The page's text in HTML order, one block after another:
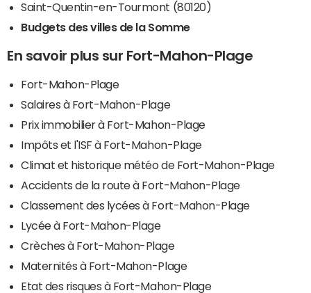
Saint-Quentin-en-Tourmont (80120)
Budgets des villes de la Somme
En savoir plus sur Fort-Mahon-Plage
Fort-Mahon-Plage
Salaires à Fort-Mahon-Plage
Prix immobilier à Fort-Mahon-Plage
Impôts et l'ISF à Fort-Mahon-Plage
Climat et historique météo de Fort-Mahon-Plage
Accidents de la route à Fort-Mahon-Plage
Classement des lycées à Fort-Mahon-Plage
Lycée à Fort-Mahon-Plage
Crèches à Fort-Mahon-Plage
Maternités à Fort-Mahon-Plage
Etat des risques à Fort-Mahon-Plage